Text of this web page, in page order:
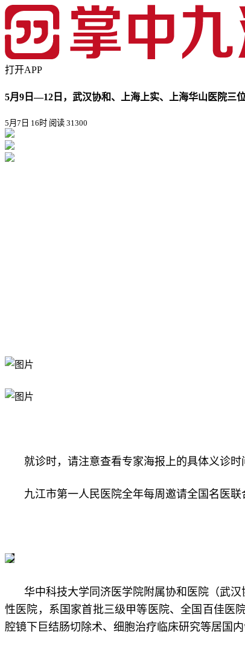
打开APP
5月9日—12日，武汉协和、上海上实、上海华山医院三
5月7日 16时 阅读 31300
就诊时，请注意查看专家海报上的具体义诊
九江市第一人民医院全年每周邀请全国名医
华中科技大学同济医学院附属协和医院（武
性医院，系国家首批三级甲等医院、全国百佳医
腔镜下巨结肠切除术、细胞治疗临床研究等居国内